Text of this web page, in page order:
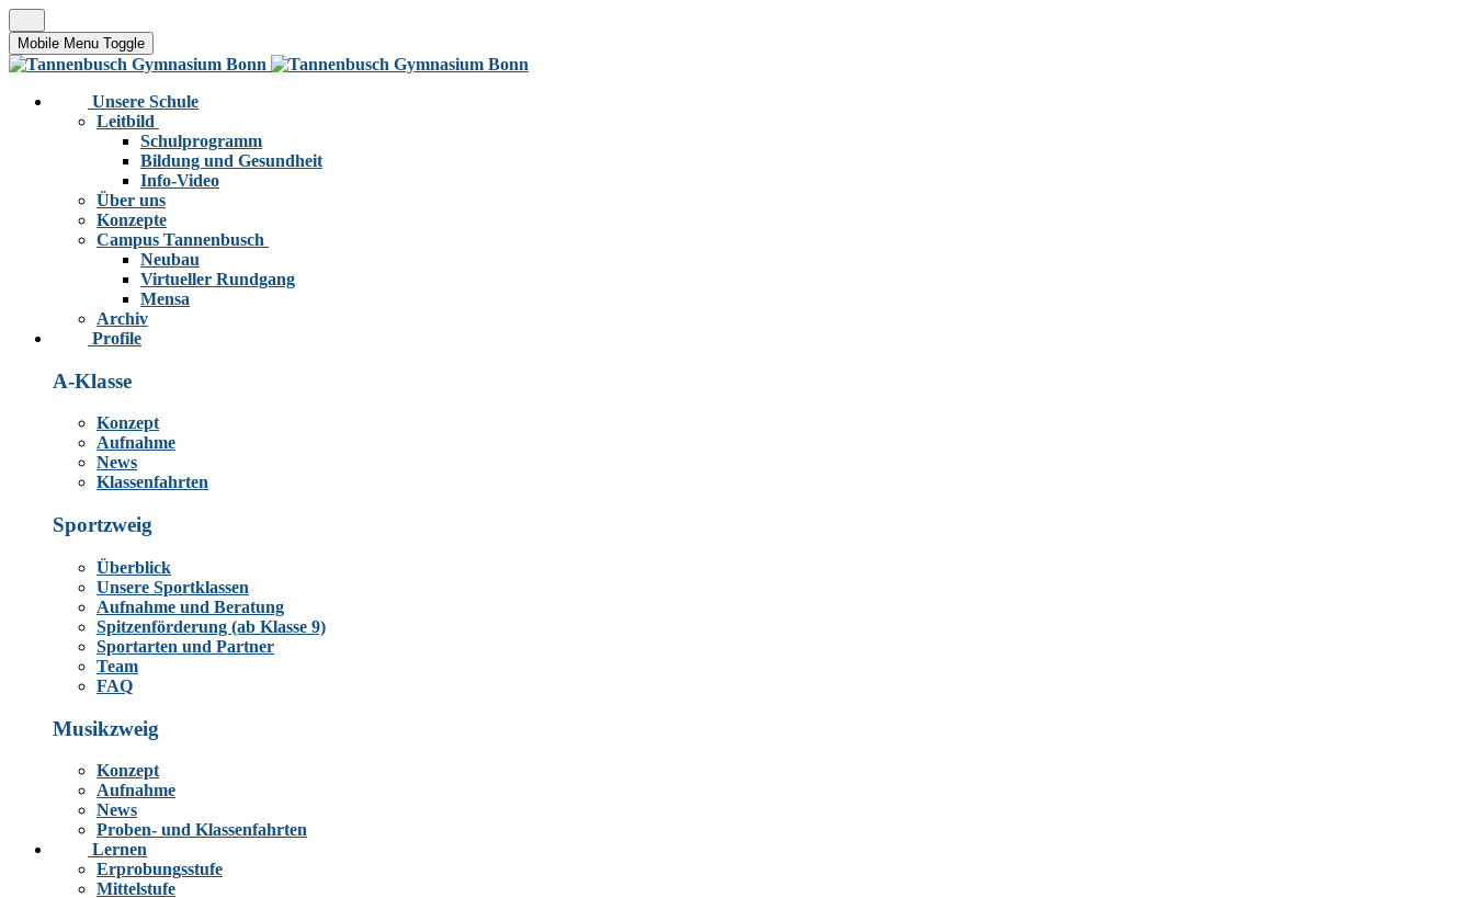
Mobile Menu Toggle
Unsere Schule
Leitbild
Schulprogramm
Bildung und Gesundheit
Info-Video
Über uns
Konzepte
Campus Tannenbusch
Neubau
Virtueller Rundgang
Mensa
Archiv
Profile
A-Klasse
Konzept
Aufnahme
News
Klassenfahrten
Sportzweig
Überblick
Unsere Sportklassen
Aufnahme und Beratung
Spitzenförderung (ab Klasse 9)
Sportarten und Partner
Team
FAQ
Musikzweig
Konzept
Aufnahme
News
Proben- und Klassenfahrten
Lernen
Erprobungsstufe
Mittelstufe